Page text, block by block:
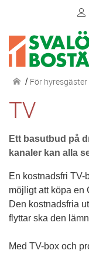
/ För hyresgäster
TV
Ett basutbud på
kanaler kan alla
En kostnadsfri
möjligt att köpa en
Den kostnadsfria
flyttar ska den
Med TV-box och